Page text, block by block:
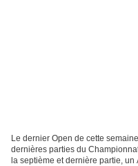
Le dernier Open de cette
dernières parties du
la septième et dernière partie, un